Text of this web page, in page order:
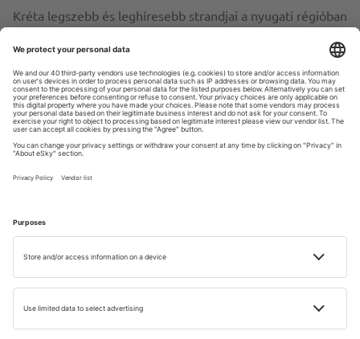
Kréta legszebb és leghíresebb strandjai a nyugati régióban
Balosz-lagúna, Elafonisszi vagy Preveli. Mindenképpen ezt
az irányt válassza, ha elsősorban a vízre és a napozásra
koncentrál.
Krétai utazás – alapvető utazási
logisztika
igénybe – például Budapestről körülbelül 2 óra 20 percet
vesz igénybe. A turistáknak érvényes személyi igazolványt
vagy útlevelet kell magukkal vinniük.
Két repülőtér van Krétán, amelyek hagyományos és
charterjáratokat szolgálnak ki Magyarországról: